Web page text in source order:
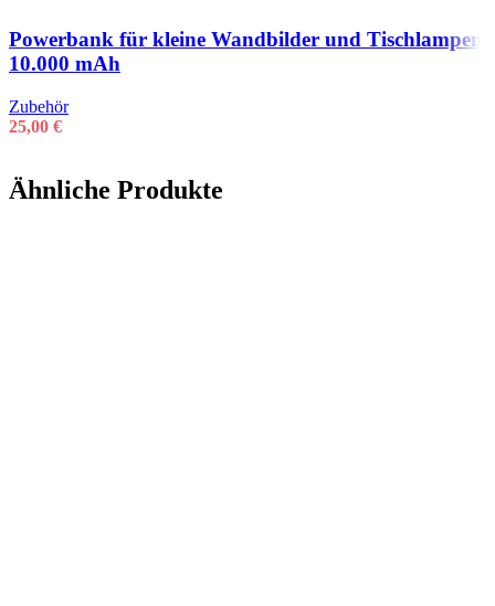
Powerbank für kleine Wandbilder und Tischlampen
10.000 mAh
Zubehör
25,00 €
Ähnliche Produkte